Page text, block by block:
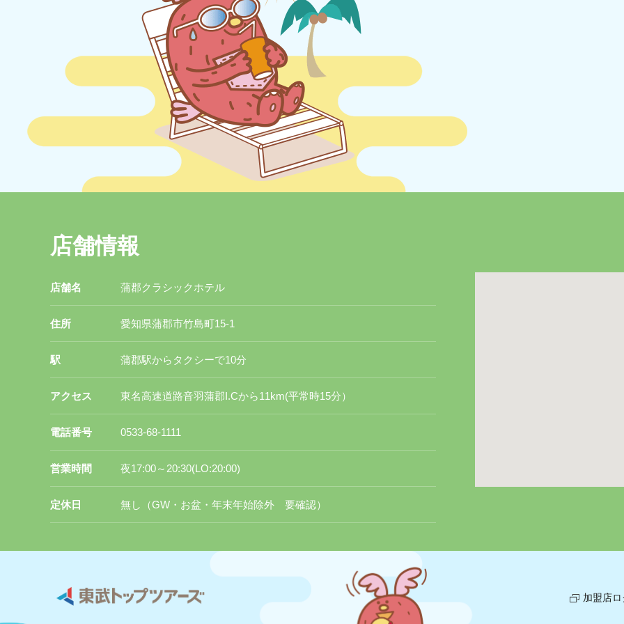
店舗情報
店舗名 蒲郡クラシックホテル
住所 愛知県蒲郡市竹島町15-1
駅 蒲郡駅からタクシーで10分
アクセス 東名高速道路音羽蒲郡I.Cから11km(平常時15分）
電話番号 0533-68-1111
営業時間 夜17:00～20:30(LO:20:00)
定休日 無し（GW・お盆・年末年始除外 要確認）
加盟店